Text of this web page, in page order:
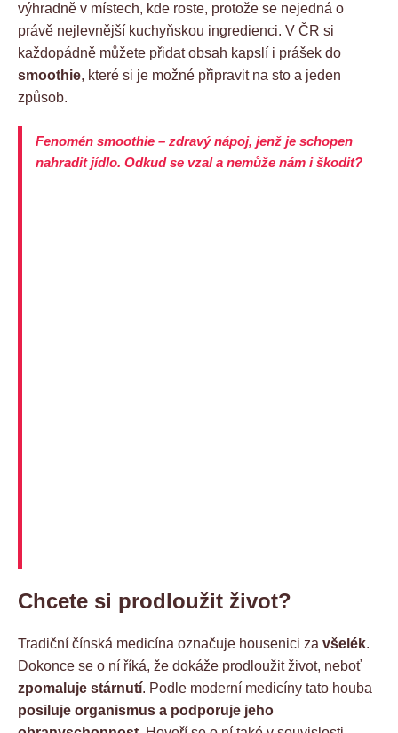
výhradně v místech, kde roste, protože se nejedná o
právě nejlevnější kuchyňskou ingredienci. V ČR si
každopádně můžete přidat obsah kapslí i prášek do
smoothie, které si je možné připravit na sto a jeden
způsob.
Fenomén smoothie – zdravý nápoj, jenž je schopen
nahradit jídlo. Odkud se vzal a nemůže nám i škodit?
Chcete si prodloužit život?
Tradiční čínská medicína označuje housenici za všelék.
Dokonce se o ní říká, že dokáže prodloužit život, neboť
zpomaluje stárnutí. Podle moderní medicíny tato houba
posiluje organismus a podporuje jeho